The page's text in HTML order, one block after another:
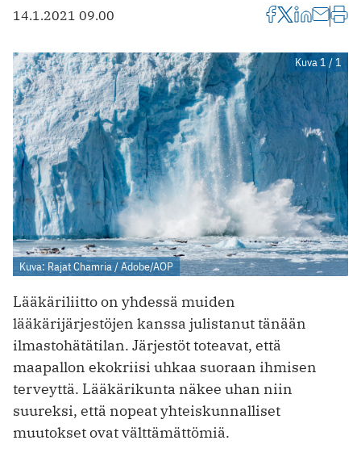
14.1.2021 09.00
Kuva 1 / 1
Kuva: Rajat Chamria / Adobe/AOP
Lääkäriliitto on yhdessä muiden
lääkärijärjestöjen kanssa julistanut tänään
ilmastohätätilan. Järjestöt toteavat, että
maapallon ekokriisi uhkaa suoraan ihmisen
terveyttä. Lääkärikunta näkee uhan niin
suureksi, että nopeat yhteiskunnalliset
muutokset ovat välttämättömiä.